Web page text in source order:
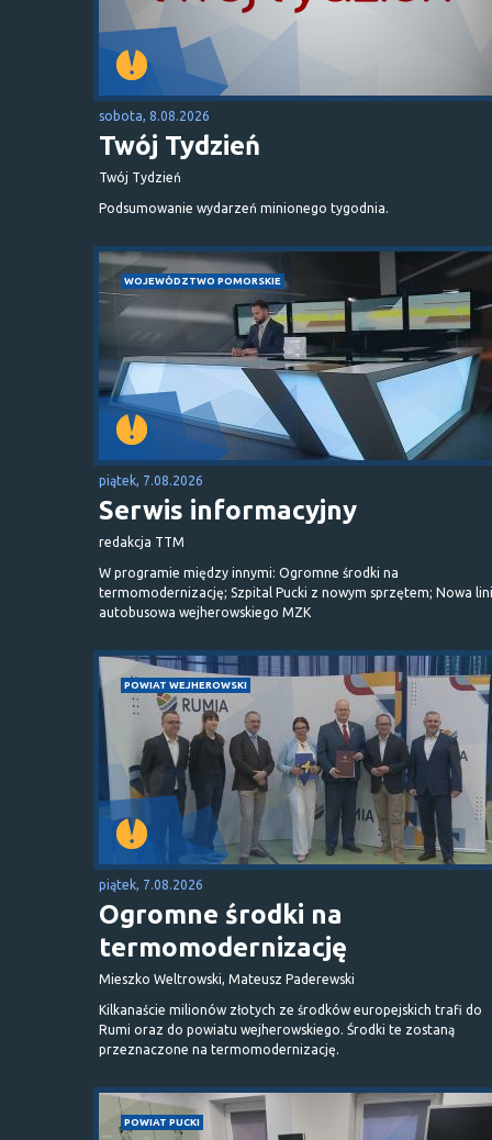
sobota, 8.08.2026
Twój Tydzień
Twój Tydzień
Podsumowanie wydarzeń minionego tygodnia.
WOJEWÓDZTWO POMORSKIE
piątek, 7.08.2026
Serwis informacyjny
redakcja TTM
W programie między innymi: Ogromne środki na
termomodernizację; Szpital Pucki z nowym sprzętem; Nowa
autobusowa wejherowskiego MZK
POWIAT WEJHEROWSKI
piątek, 7.08.2026
Ogromne środki na
termomodernizację
Mieszko Weltrowski, Mateusz Paderewski
Kilkanaście milionów złotych ze środków europejskich trafi do
Rumi oraz do powiatu wejherowskiego. Środki te zostaną
przeznaczone na termomodernizację.
POWIAT PUCKI